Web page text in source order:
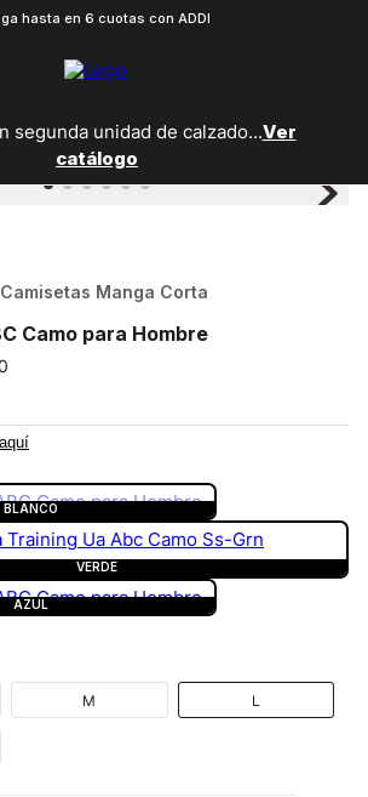
hasta en 6 cuotas con ADDI
segunda unidad de calzado...Ver
catálogo
Camisetas Manga Corta
Camo para Hombre
BLANCO
VERDE
AZUL
M L